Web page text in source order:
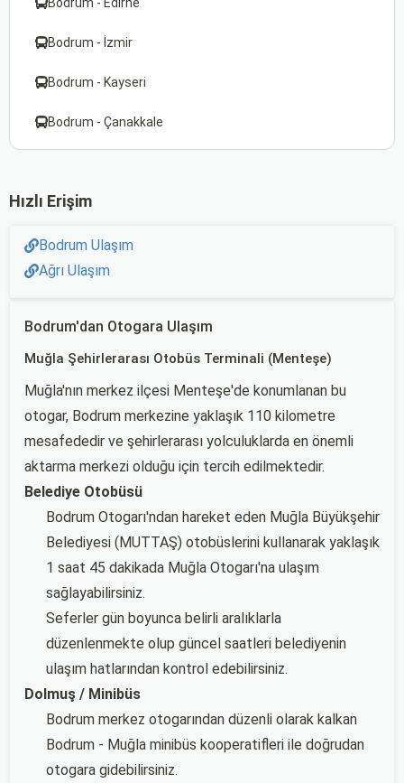
Bodrum - İzmir
Bodrum - Kayseri
Bodrum - Çanakkale
Hızlı Erişim
Bodrum Ulaşım
Ağrı Ulaşım
Bodrum'dan Otogara Ulaşım
Muğla Şehirlerarası Otobüs Terminali (Menteşe)
Muğla'nın merkez ilçesi Menteşe'de konumlanan bu
otogar, Bodrum merkezine yaklaşık 110 kilometre
mesafededir ve şehirlerarası yolculuklarda en önemli
aktarma merkezi olduğu için tercih edilmektedir.
Belediye Otobüsü
Bodrum Otogarı'ndan hareket eden Muğla Büyükşehir
Belediyesi (MUTTAŞ) otobüslerini kullanarak yaklaşık
1 saat 45 dakikada Muğla Otogarı'na ulaşım
sağlayabilirsiniz.
Seferler gün boyunca belirli aralıklarla
düzenlenmekte olup güncel saatleri belediyenin
ulaşım hatlarından kontrol edebilirsiniz.
Dolmuş / Minibüs
Bodrum merkez otogarından düzenli olarak kalkan
Bodrum - Muğla minibüs kooperatifleri ile doğrudan
otogara gidebilirsiniz.